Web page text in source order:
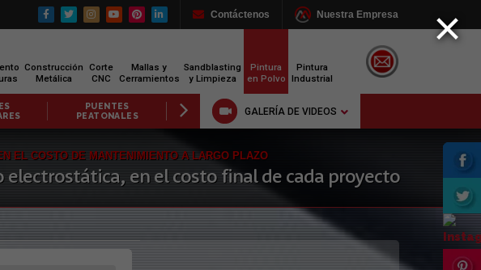
Nuestra Empresa
Contáctenos
Construcción
Metálica
Corte
CNC
Mallas y
Cerramientos
Sandblasting
y Limpieza
Pintura
en Polvo
Pintura
Industrial
PÓRTICOS
METÁLICOS
FABRICACIONES
METALMECÁNICAS
ESTRUCTURAS
PARA PISOS
GALERÍA DE VIDEOS
EL COSTO DE MANTENIMIENTO A LARGO PLAZO
en el costo final de cada proyecto
×